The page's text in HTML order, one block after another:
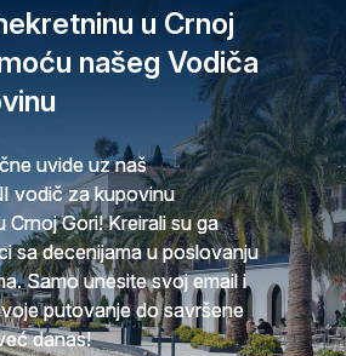
u Crnoj
našeg Vodiča
uvide uz naš
vodič za kupovinu
Crnoj Gori! Kreirali su ga
sa decenijama u poslovanju
Samo unesite svoj email i
putovanje do savršene
danas!